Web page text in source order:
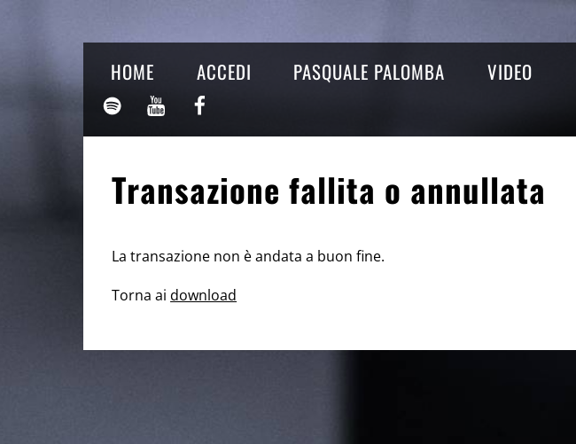
content
HOME ACCEDI PASQUALE PALOMBA VIDEO
My
Music
Spotify
YouTube
Channel
Pagina
Facebook
Transazione fallita o annullata
La transazione non è andata a buon fine.
Torna aidownload